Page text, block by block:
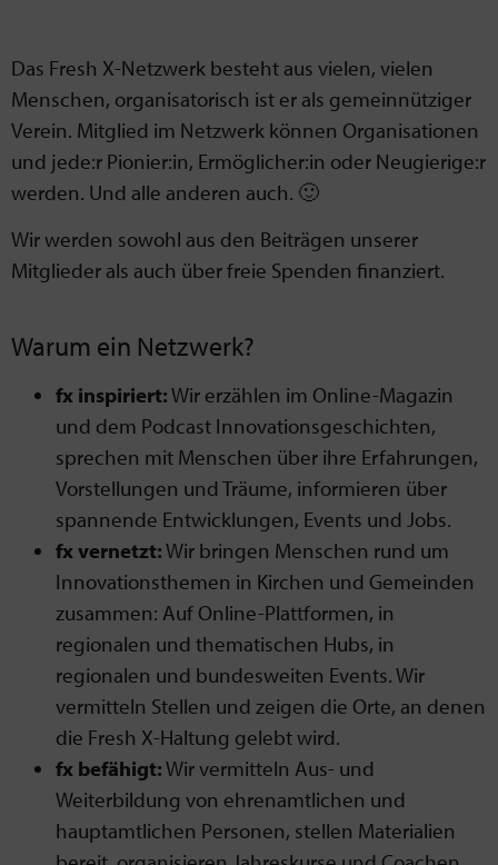
Das Fresh X-Netzwerk besteht aus vielen, vielen
Menschen, organisatorisch ist er als gemeinnütziger
Verein. Mitglied im Netzwerk können Organisationen
und jede:r Pionier:in, Ermöglicher:in oder Neugierige:r
werden. Und alle anderen auch. 🙂
Wir werden sowohl aus den Beiträgen unserer
Mitglieder als auch über freie Spenden finanziert.
Warum ein Netzwerk?
fx inspiriert:Wir erzählen im Online-Magazin
und dem Podcast Innovationsgeschichten,
sprechen mit Menschen über ihre Erfahrungen,
Vorstellungen und Träume, informieren über
spannende Entwicklungen, Events und Jobs.
fx vernetzt:Wir bringen Menschen rund um
Innovationsthemen in Kirchen und Gemeinden
zusammen: Auf Online-Plattformen, in
regionalen und thematischen Hubs, in
regionalen und bundesweiten Events. Wir
vermitteln Stellen und zeigen die Orte, an denen
die Fresh X-Haltung gelebt wird.
fx befähigt:Wir vermitteln Aus- und
Weiterbildung von ehrenamtlichen und
hauptamtlichen Personen, stellen Materialien